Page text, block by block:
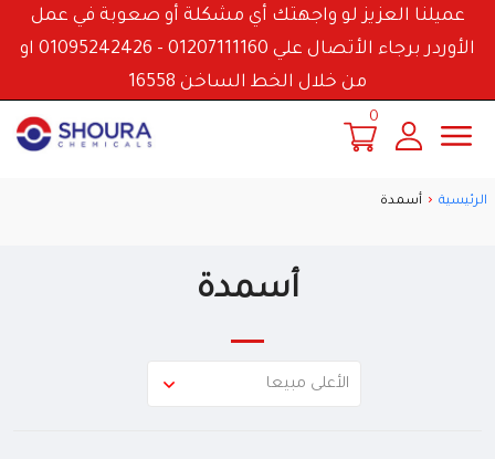
عميلنا العزيز لو واجهتك أي مشكلة أو صعوبة في عمل
الأوردر برجاء الأتصال علي 01207111160 - 01095242426 او
من خلال الخط الساخن 16558
0
الرئيسية أسمدة
أسمدة